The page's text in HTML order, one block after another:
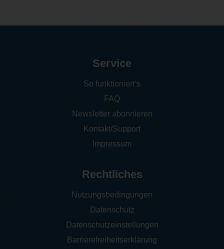
Service
So funktioniert‘s
FAQ
Newsletter abonnieren
Kontakt/Support
Impressum
Rechtliches
Nutzungsbedingungen
Datenschutz
Datenschutzeinstellungen
Barrierefreiheitserklärung